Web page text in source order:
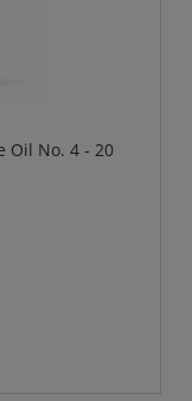
Oil No. 4 - 20